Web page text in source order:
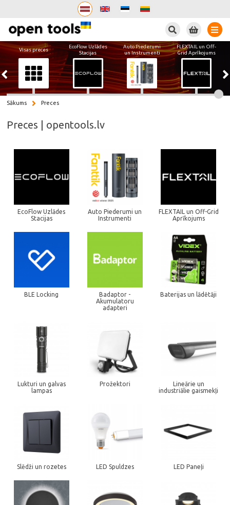
Visas preces
EcoFlow Uzlādes
Stacijas
Auto Piederumi
un Instrumenti
FLEXTAIL un Off-
Grid Aprīkojums
Sākums Preces
Preces | opentools.lv
EcoFlow Uzlādes
Stacijas
Auto Piederumi un
Instrumenti
FLEXTAIL un Off-Grid
Aprīkojums
BLE Locking
Badaptor -
Akumulatoru
adapteri
Baterijas un lādētāji
Lukturi un galvas
lampas
Prožektori
Lineārie un
industriālie gaismekļi
Slēdži un rozetes LED Spuldzes LED Paneļi